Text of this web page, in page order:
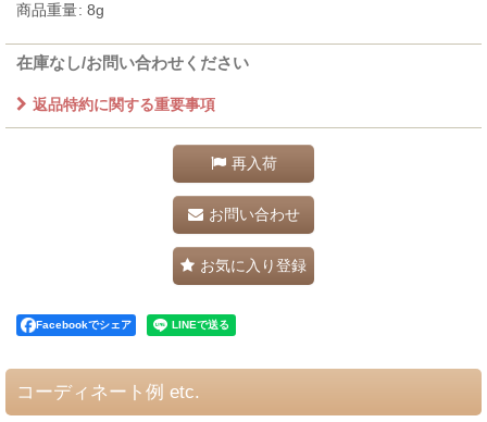
商品重量: 8g
在庫なし/お問い合わせください
返品特約に関する重要事項
再入荷
お問い合わせ
お気に入り登録
Facebookでシェア
コーディネート例 etc.